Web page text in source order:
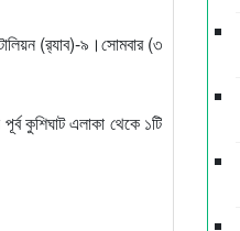
(র‌্যাব)-৯।সোমবার (৩
কুশিঘাট এলাকা থেকে ১টি